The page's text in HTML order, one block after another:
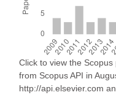
Click to view the
from Scopus API in
http://api.elsevier.com